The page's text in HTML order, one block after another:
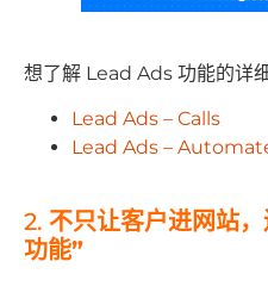
想了解 Lead Ads 功能的详
Lead Ads – Calls
Lead Ads –
2. 不只让客户进网站
功能”